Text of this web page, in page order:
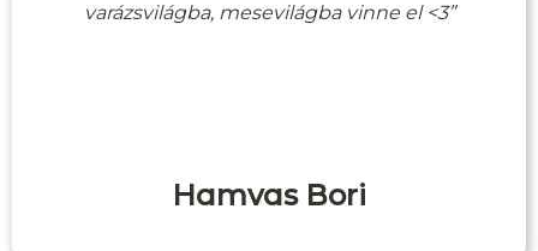
varázsvilágba, mesevilágba vinne el <3”
Hamvas Bori